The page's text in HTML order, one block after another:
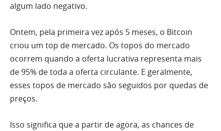
algum lado negativo.
Ontem, pela primeira vez após 5 meses, o Bitcoin
criou um top de mercado. Os topos do mercado
ocorrem quando a oferta lucrativa representa mais
de 95% de toda a oferta circulante. E geralmente,
esses topos de mercado são seguidos por quedas de
preços.
Isso significa que a partir de agora, as chances de